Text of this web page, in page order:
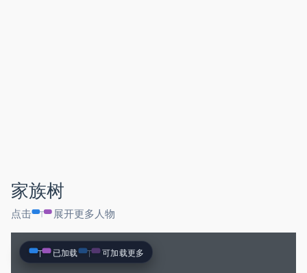
家族树
点击 展开更多人物
已加载 可加载更多